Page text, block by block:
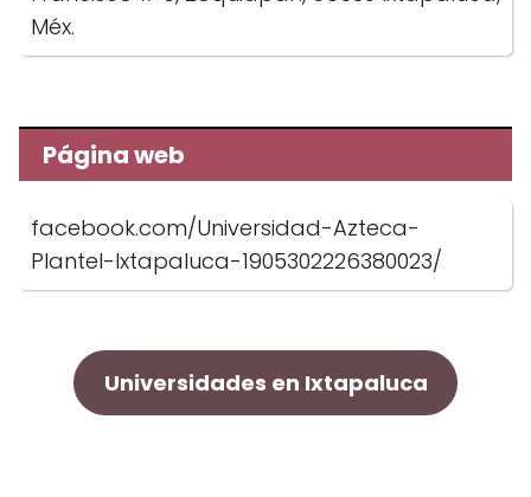
Méx.
Página web
facebook.com/Universidad-Azteca-
Plantel-Ixtapaluca-1905302226380023/
Universidades en Ixtapaluca